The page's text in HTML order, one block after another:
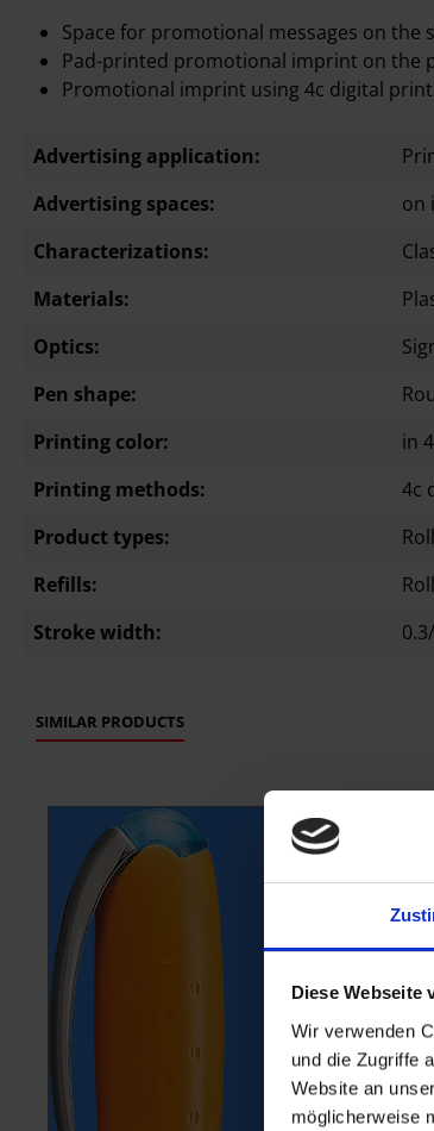
Diese Webseite
Wir verwenden
und die Zugriffe
Website an
möglicherweise
Space for promotional messages on the
Pad-printed promotional imprint on the
Promotional imprint using 4c digital
Advertising application:
Advertising spaces:
on
Characterizations:
Materials:
Optics:
Pen shape:
Printing color:
in
Printing methods:
4c
Product types:
Refills:
Stroke width:
SIMILAR PRODUCTS